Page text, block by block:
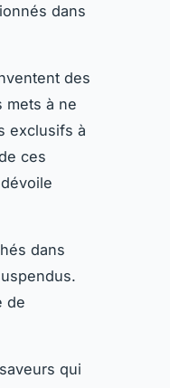
dans
des
mets à ne
exclusifs à
ces
dans
de
qui